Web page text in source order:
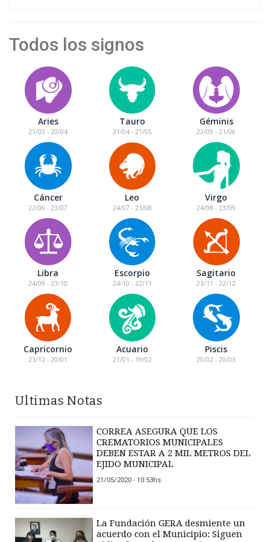
Todos los signos
Aries
21/03 - 20/04
Tauro
21/04 - 21/05
Géminis
22/05 - 21/06
Cáncer
22/06 - 23/07
Leo
24/07 - 23/08
Virgo
24/08 - 23/09
Libra
24/09 - 23/10
Escorpio
24/10 - 22/11
Sagitario
23/11 - 22/12
Capricornio
23/12 - 20/01
Acuario
21/01 - 19/02
Piscis
20/02 - 20/03
Ultimas Notas
CORREA ASEGURA QUE LOS
CREMATORIOS MUNICIPALES
DEBEN ESTAR A 2 MIL METROS DEL
EJIDO MUNICIPAL
21/05/2020 - 10:53hs.
La Fundación GERA desmiente un
acuerdo con el Municipio: Siguen